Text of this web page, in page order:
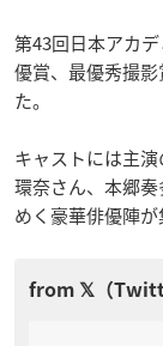
第43回日本アカ
優賞、最優秀撮
た。
キャストには主
環奈さん、本郷
めく豪華俳優陣が